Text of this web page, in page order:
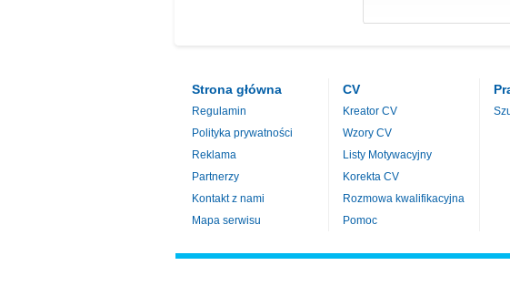
Strona główna
Regulamin
Polityka prywatności
Reklama
Partnerzy
Kontakt z nami
Mapa serwisu
CV
Kreator CV
Wzory CV
Listy Motywacyjny
Korekta CV
Rozmowa kwalifikacyjna
Pomoc